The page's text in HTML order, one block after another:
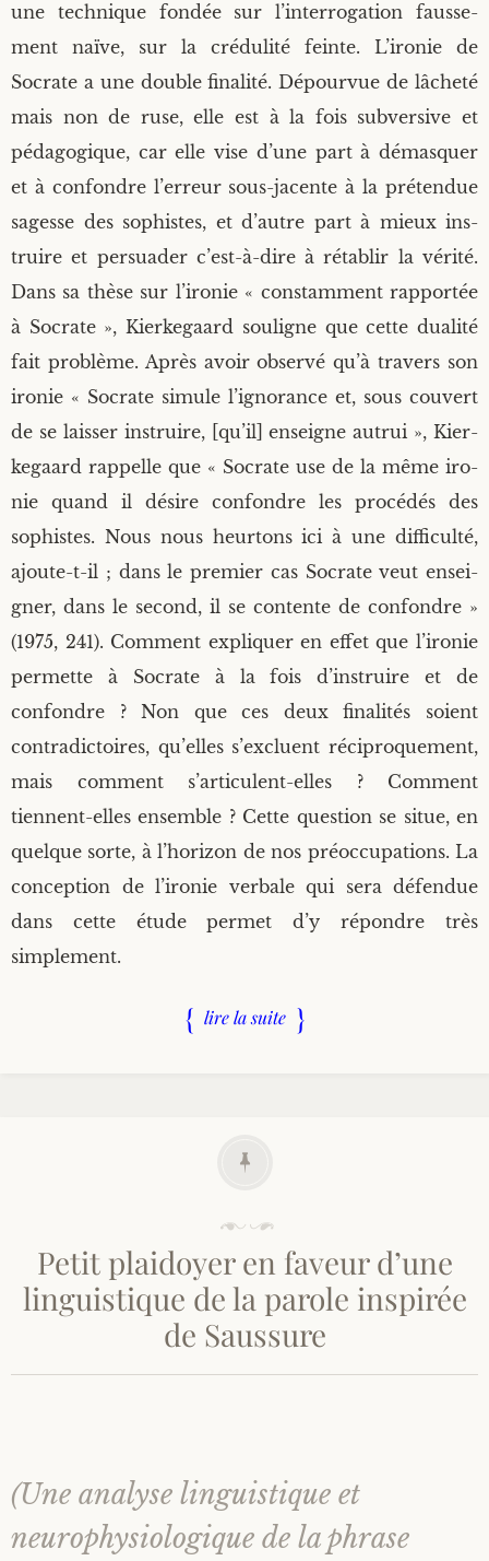
une tech­nique fon­dée sur l’in­ter­ro­ga­tion faus­se­
ment naïve, sur la cré­du­li­té feinte. L’i­ro­nie de
Socrate a une double fina­li­té. Dépour­vue de lâche­té
mais non de ruse, elle est à la fois sub­ver­sive et
péda­go­gique, car elle vise d’une part à démas­quer
et à confondre l’er­reur sous-jacente à la pré­ten­due
sagesse des sophistes, et d’autre part à mieux ins­
truire et per­sua­der c’est-à-dire à réta­blir la véri­té.
Dans sa thèse sur l’i­ro­nie « constam­ment rap­por­tée
à Socrate », Kier­ke­gaard sou­ligne que cette dua­li­té
fait pro­blème. Après avoir obser­vé qu’à tra­vers son
iro­nie « Socrate simule l’i­gno­rance et, sous cou­vert
de se lais­ser ins­truire, [qu’il] enseigne autrui », Kier­
ke­gaard rap­pelle que « Socrate use de la même iro­
nie quand il désire confondre les pro­cé­dés des
sophistes. Nous nous heur­tons ici à une dif­fi­cul­té,
ajoute-t-il ; dans le pre­mier cas Socrate veut ensei­
gner, dans le second, il se contente de confondre »
(1975, 241). Com­ment expli­quer en effet que l’i­ro­nie
per­mette à Socrate à la fois d’ins­truire et de
confondre ? Non que ces deux fina­li­tés soient
contra­dic­toires, qu’elles s’ex­cluent réci­pro­que­ment,
mais com­ment s’ar­ti­culent-elles ? Com­ment
tiennent-elles ensemble ? Cette ques­tion se situe, en
quelque sorte, à l’ho­ri­zon de nos pré­oc­cu­pa­tions. La
concep­tion de l’i­ro­nie ver­bale qui sera défen­due
dans cette étude per­met d’y répondre très
simplement.
lire la suite
b
l
i
l
/
2
0
1
Petit plaidoyer en faveur d’une
linguistique de la parole inspirée
de Saussure
(Une analyse linguistique et
neurophysiologique de la phrase